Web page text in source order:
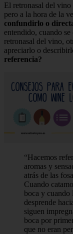
El retronasal del
pero a la hora de la
confundirlo o
entendido, cuando
retronasal del vino,
apreciarlo o
referencia?
Hacemos
aromas y
atrás de las
Cuando
boca y
desprende
siguen
boca por
que no eran